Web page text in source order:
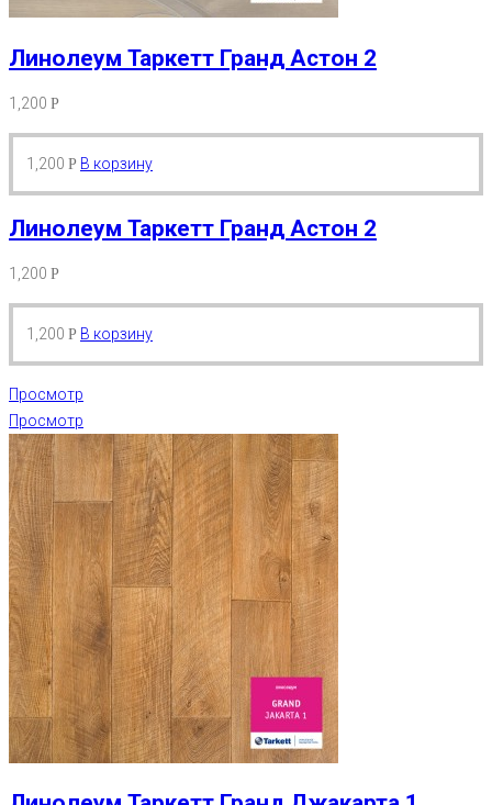
Линолеум Таркетт Гранд Астон 2
1,200 Р
1,200 Р В корзину
Линолеум Таркетт Гранд Астон 2
1,200 Р
1,200 Р В корзину
Просмотр
Просмотр